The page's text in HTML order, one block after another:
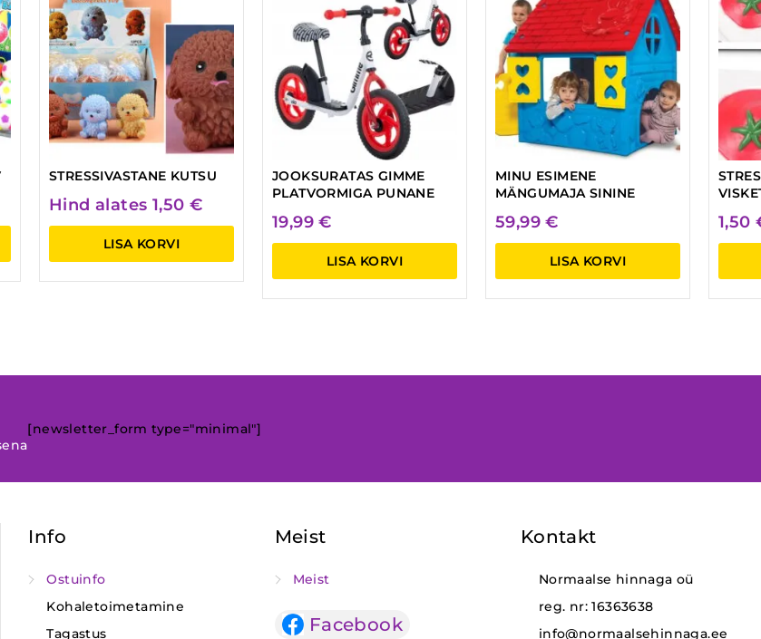
STRESSIVASTANE KUTSU
Hind alates 1,50 €
LISA KORVI
JOOKSURATAS GIMME
PLATVORMIGA PUNANE
19,99€
LISA KORVI
MINU ESIMENE
MÄNGUMAJA SININE
59,99€
LISA KORVI
1,50
[newsletter_form type="minimal"]
Info
Ostuinfo
Kohaletoimetamine
Tagastus
Meist
Meist
Facebook
Kontakt
Normaalse hinnaga oü
reg. nr: 16363638
info@normaalsehinnaga.ee